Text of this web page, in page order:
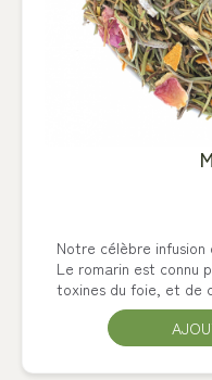
Notre célèbre infusion
Le romarin est connu
toxines du foie, et de